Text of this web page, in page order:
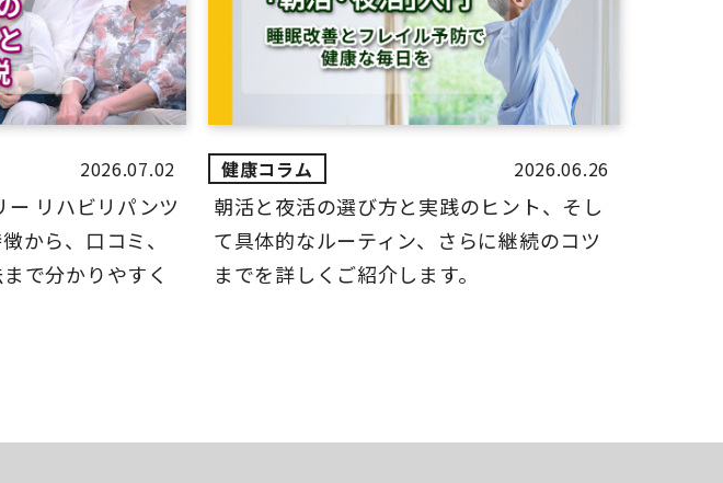
2026.07.02
ー リハビリパンツ
から、口コミ、
で分かりやすく
2026.06.26
朝活と夜活の選び方と実践のヒント、そし
て具体的なルーティン、さらに継続のコツ
までを詳しくご紹介します。